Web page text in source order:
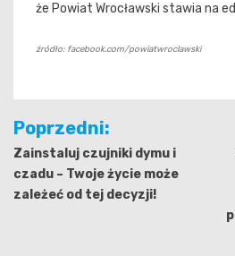
że Powiat Wrocławski stawia na
źródło: facebook.com/powiatwroclawski
Nawigacja
wpisu
Poprzedni:
Zainstaluj czujniki dymu i
czadu – Twoje życie może
zależeć od tej decyzji!